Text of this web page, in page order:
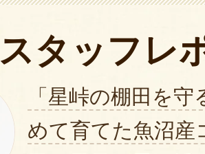
スタッフレ
「星峠の棚田を
めて育てた魚沼産